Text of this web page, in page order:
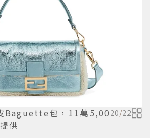
Baguette包，11萬5,00
供
20/22